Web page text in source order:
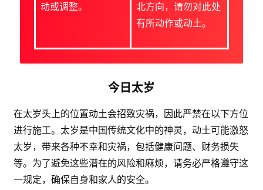
动或调整。
北方向，请勿对此处
有所动作或动土。
今日太岁
在太岁头上的位置动土会招致灾祸，因此严禁在以下方位
进行施工。太岁是中国传统文化中的神灵，动土可能激怒
太岁，带来各种不幸和灾祸，包括健康问题、财务损失
等。为了避免这些潜在的风险和麻烦，请务必严格遵守这
一规定，确保自身和家人的安全。